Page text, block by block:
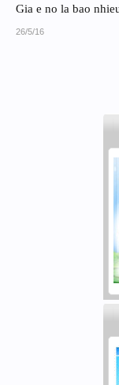
Gia e no la bao
26/5/16